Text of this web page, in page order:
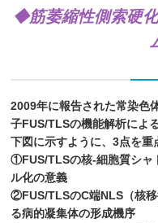
◆筋萎縮性側索硬
2009年に報告された常染色
子FUS/TLSの機能解析によ
下図に示すように、3点を重
①FUS/TLSの核‐細胞質シャ
ル化の意義
②FUS/TLSのC端NLS（核
る病的凝集体の形成機序